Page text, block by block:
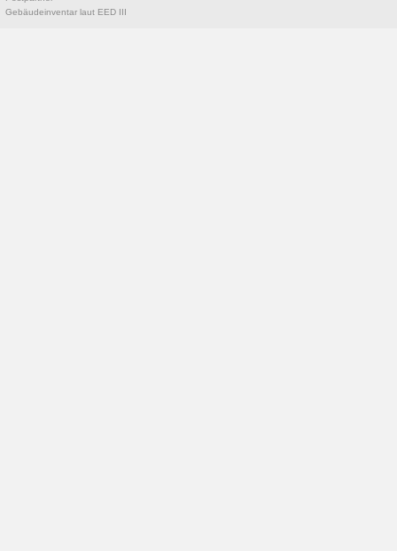
Gebäudeinventar laut EED III